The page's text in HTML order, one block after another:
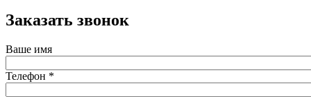
Заказать звонок
Ваше имя
Телефон *